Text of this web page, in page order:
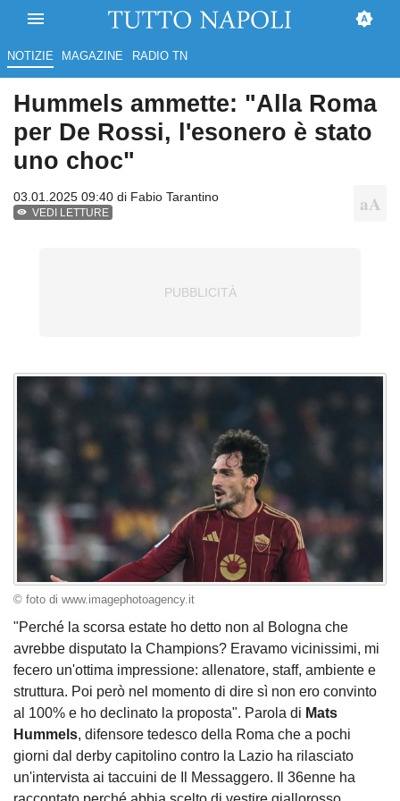
NOTIZIE MAGAZINE RADIO TN
Hummels ammette: "Alla Roma
per De Rossi, l'esonero è stato
uno choc"
03.01.2025 09:40 di Fabio Tarantino
VEDI LETTURE
© foto di www.imagephotoagency.it
"Perché la scorsa estate ho detto non al Bologna che
avrebbe disputato la Champions? Eravamo vicinissimi, mi
fecero un'ottima impressione: allenatore, staff, ambiente e
struttura. Poi però nel momento di dire sì non ero convinto
al 100% e ho declinato la proposta". Parola di Mats
Hummels, difensore tedesco della Roma che a pochi
giorni dal derby capitolino contro la Lazio ha rilasciato
un'intervista ai taccuini de Il Messaggero. Il 36enne ha